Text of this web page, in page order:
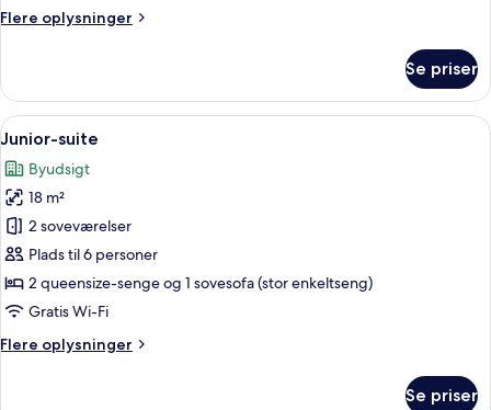
Flere oplysninger
Flere
suite
byudsigt
Se priser
Indlæs
alle
billeder
af
Junior-
suite
En beige sofa med to puder foran
1
Junior-suite
Byudsigt
18 m²
2 soveværelser
Plads til 6 personer
2 queensize-senge og 1 sovesofa (stor enkeltseng)
Gratis Wi-Fi
Flere oplysninger
Flere
Se priser